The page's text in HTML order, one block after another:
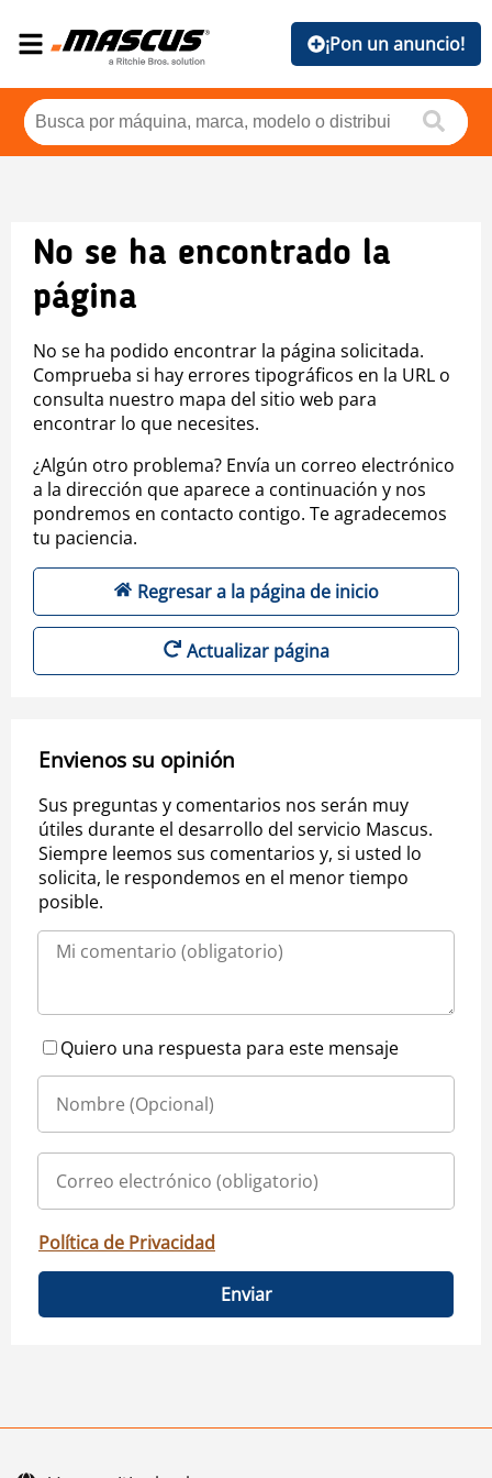
¡Pon un anuncio!
No se ha encontrado la
página
No se ha podido encontrar la página solicitada.
Comprueba si hay errores tipográficos en la URL o
consulta nuestro mapa del sitio web para
encontrar lo que necesites.
¿Algún otro problema? Envía un correo electrónico
a la dirección que aparece a continuación y nos
pondremos en contacto contigo. Te agradecemos
tu paciencia.
Regresar a la página de inicio
Actualizar página
Envienos su opinión
Sus preguntas y comentarios nos serán muy
útiles durante el desarrollo del servicio Mascus.
Siempre leemos sus comentarios y, si usted lo
solicita, le respondemos en el menor tiempo
posible.
Quiero una respuesta para este mensaje
Política de Privacidad
Enviar